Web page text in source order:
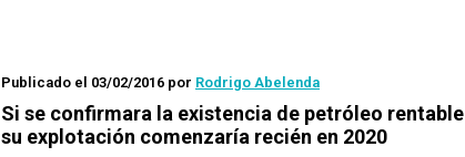
Publicado el 03/02/2016 por Rodrigo Abelenda
Si se confirmara la existencia de petróleo rentable
su explotación comenzaría recién en 2020